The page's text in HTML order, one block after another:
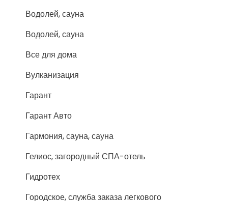
Водолей, сауна
Водолей, сауна
Все для дома
Вулканизация
Гарант
Гарант Авто
Гармония, сауна, сауна
Гелиос, загородный СПА-отель
Гидротех
Городское, служба заказа легкового